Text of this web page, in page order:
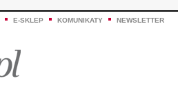
E-SKLEP KOMUNIKATY NEWSLETTER